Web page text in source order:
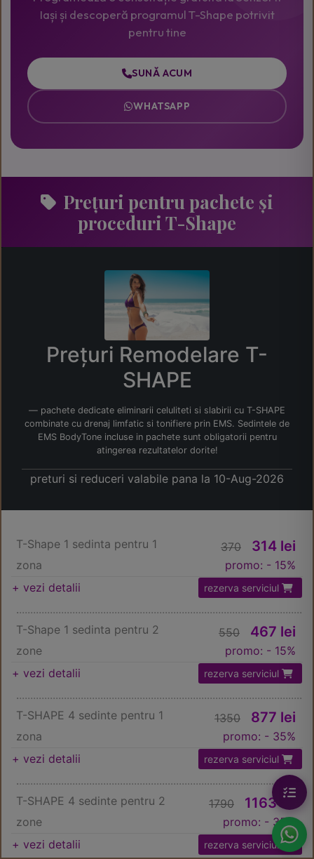
Iași și descoperă programul T-Shape potrivit
pentru tine
SUNĂ ACUM
WHATSAPP
Prețuri pentru pachete și
proceduri T-Shape
Prețuri Remodelare T-
SHAPE
pachete dedicate eliminarii celuliteti si slabirii cu T-SHAPE
combinate cu drenaj limfatic si tonifiere prin EMS. Sedintele de
EMS BodyTone incluse in pachete sunt obligatorii pentru
atingerea rezultatelor dorite!
preturi si reduceri valabile pana la 10-Aug-2026
T-Shape 1 sedinta pentru 1
zona
370 314 lei
promo: - 15%
+ vezi detalii
rezerva serviciul
.
T-Shape 1 sedinta pentru 2
zone
550 467 lei
promo: - 15%
+ vezi detalii
rezerva serviciul
.
T-SHAPE 4 sedinte pentru 1
zona
1350 877 lei
promo: - 35%
+ vezi detalii
rezerva serviciul
.
T-SHAPE 4 sedinte pentru 2
zone
1790 1163 lei
promo: - 35%
+ vezi detalii
rezerva serviciul